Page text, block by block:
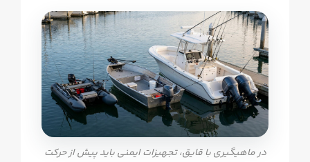
در ماهیگیری با قایق، تجهیزات ایمنی باید پیش از حرکت